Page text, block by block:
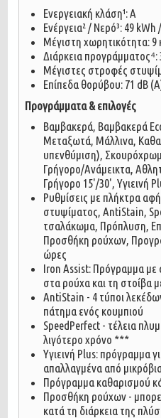
Ενεργειακή κλάση¹: A
Ενέργεια² / Νερό³: 49 kWh
Μέγιστη χωρητικότητα: 9
Διάρκεια
Μέγιστες στροφές
Επίπεδα θορύβου: 71 dB
Προγράμματα & επιλογές
Βαμβακερά, Βαμβακερά
Μεταξωτά, Μάλλινα,
υπενθύμιση),
Γρήγορο/Ανάμεικτα,
Γρήγορο 15'/30', Υγιεινή
Ρυθμίσεις με πλήκτρα
στυψίματος, AntiStain,
τσαλάκωμα, Πρόπλυση,
Προσθήκη ρούχων,
ώρες
Iron Assist: Πρόγραμμα
στα ρούχα και τη στοίβα
AntiStain - 4 τύποι
πάτημα ενός κουμπιού
SpeedPerfect - τέλεια
λιγότερο χρόνο ***
Υγιεινή Plus: πρόγραμμα
απαλλαγμένα από μικρόβια
Πρόγραμμα καθαρισμού
Προσθήκη ρούχων -
κατά τη διάρκεια της